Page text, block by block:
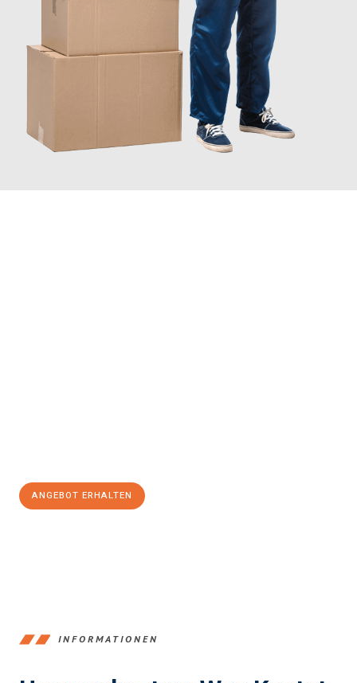
ANGEBOT ERHALTEN
INFORMATIONEN